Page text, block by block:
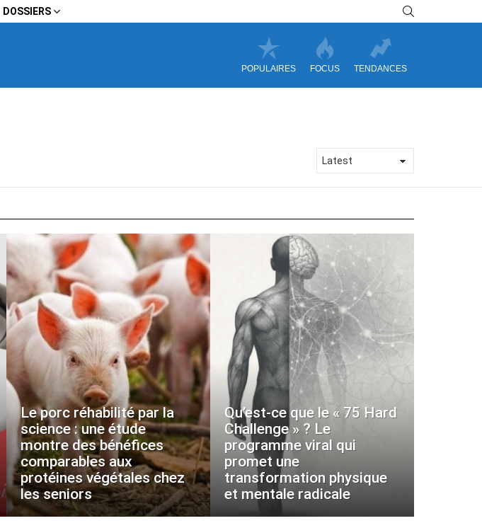
DOSSIERS
POPULAIRES FOCUS TENDANCES
Le porc réhabilité par la
science : une étude
montre des bénéfices
comparables aux
protéines végétales chez
les seniors
Qu’est-ce que le « 75 Hard
Challenge » ? Le
programme viral qui
promet une
transformation physique
et mentale radicale